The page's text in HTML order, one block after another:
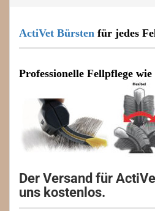
ActiVet Bürsten für jedes
Professionelle Fellpflege
Der Versand für
uns kostenlos.